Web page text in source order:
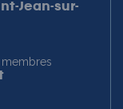
Jean-sur-
membres